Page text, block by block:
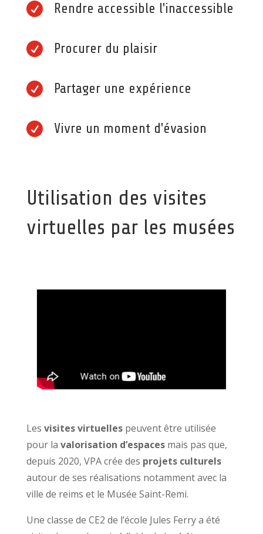
 Rendre accessible l'inaccessible
 Procurer du plaisir
 Partager une expérience
 Vivre un moment d'évasion
Utilisation des visites
virtuelles par les musées
Les visites virtuellespeuvent être utilisée
pour la valorisation d’espacesmais pas que,
depuis 2020, VPA crée des projets culturels
autour de ses réalisations notamment avec la
ville de reims et le Musée Saint-Remi.
Une classe de CE2 de l’école Jules Ferry a été